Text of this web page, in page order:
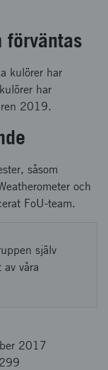
förväntas
kulörer har
har
2019.
såsom
och
FoU-team.
själv
våra
2017